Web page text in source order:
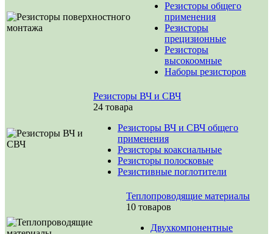
Резисторы общего
применения
Резисторы
прецизионные
Резисторы
высокоомные
Наборы резисторов
Резисторы ВЧ и СВЧ
24 товара
Резисторы ВЧ и СВЧ общего
применения
Резисторы коаксиальные
Резисторы полосковые
Резистивные поглотители
Теплопроводящие материалы
10 товаров
Двухкомпонентные